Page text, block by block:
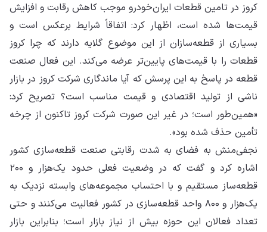
کروز در تامین قطعات ایران‌خودرو موجب کاهش رقابت و افزایش
قیمت‌ها شده است، اظهار کرد: اتفاقاً شرایط برعکس است و
بسیاری از قطعه‌سازان از این موضوع گلایه دارند که چرا کروز
قطعات را با قیمت‌های پایین‌تر عرضه می‌کند. این فعال صنعت
قطعه‌ در پاسخ به این پرسش که آیا ماندگاری شرکت کروز در بازار
ناشی از تولید اقتصادی و قیمت مناسب است؟ تصریح کرد:
«همین‌طور است؛ در غیر این صورت شرکت کروز تاکنون از چرخه
تأمین حذف شده بود».
نجفی‌منش به فضای به شدت رقابتی صنعت قطعه‌سازی کشور
اشاره کرد و گفت که در وضعیت فعلی حدود یک‌هزار و ۲۰۰
قطعه‌ساز مستقیم و با احتساب مجموعه‌های وابسته نزدیک به
یک‌هزار و ۸۰۰ واحد قطعه‌سازی در کشور فعالیت می‌کنند و حتی
تعداد فعالان این حوزه بیش از نیاز بازار است؛ بنابراین بازار